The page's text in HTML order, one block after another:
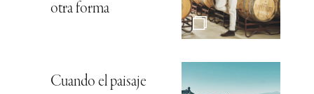
otra forma
Cuando el paisaje